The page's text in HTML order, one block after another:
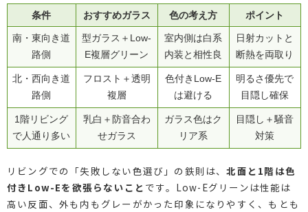
条件 おすすめガラス 色の考え方 ポイント
南・東向き道
路側
型ガラス＋Low-
E複層グリーン
室内側は白系
内装と相性良
日射カットと
断熱を両取り
北・西向き道
路側
フロスト＋透明
複層
色付きLow-E
は避ける
明るさ優先で
目隠し確保
1階リビング
で人通り多い
乳白＋防音合わ
せガラス
ガラス色はク
リア系
目隠し＋騒音
対策
リビングでの「失敗しない色選び」の鉄則は、北面と1階は色
付きLow-Eを欲張らないこと です。Low-Eグリーンは性能は
高い反面、外も内もグレーがかった印象になりやすく、もとも